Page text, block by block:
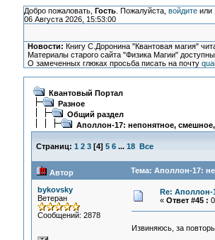
Добро пожаловать, Гость. Пожалуйста, войдитеили
06 Августа 2026, 15:53:00
Новости: Книгу С.Доронина "Квантовая магия"
Материалы старого сайта "Физика Магии"
О замеченных глюках просьба писать на почту
Квантовый Портал
Разное
Общий раздел
Аполлон-17: непонятное,
Страниц: 1 2 3[4] 5 6 ... 18 Все
Автор Тема: Аполлон-17:
bykovsky
Ветеран
Сообщений: 2878
Re: Аполлон-
« Ответ #45 :
Извиняюсь, за